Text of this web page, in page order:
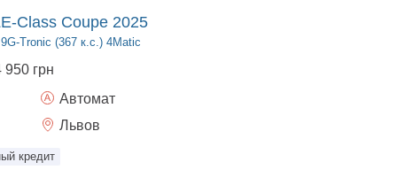
Class Coupe 2025
Tronic (367 к.с.) 4Matic
950 грн
Автомат
Львов
кредит